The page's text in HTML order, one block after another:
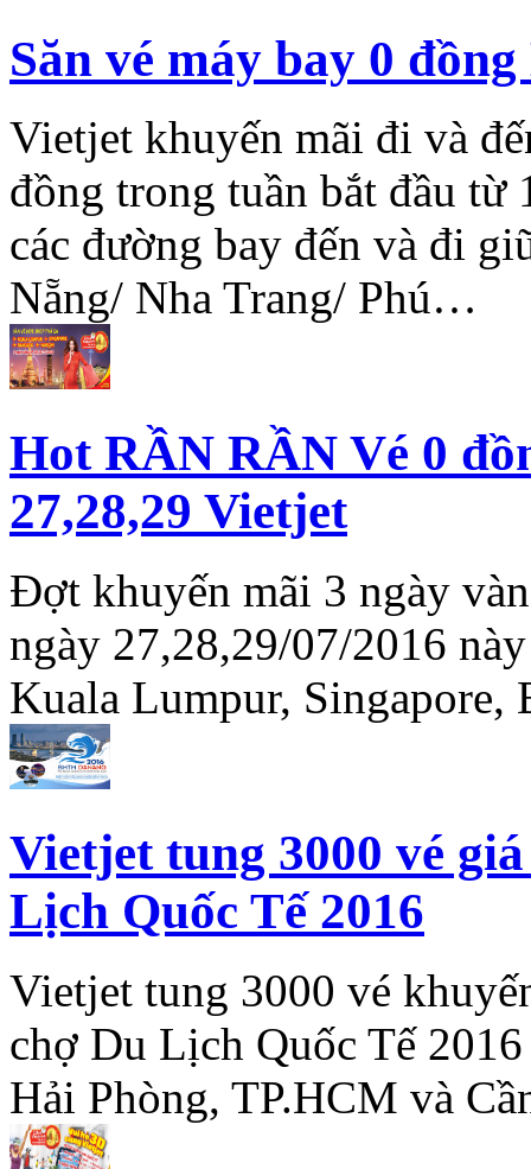
Săn vé máy bay 0
Vietjet khuyến mãi đi và
đồng trong tuần bắt đầu
các đường bay đến và đi
Nẵng/ Nha Trang/ Phú…
Hot RẦN RẦN Vé 0
27,28,29 Vietjet
Đợt khuyến mãi 3 ngày
ngày 27,28,29/07/2016
Kuala Lumpur, Singapore,
Vietjet tung 3000 vé
Lịch Quốc Tế 2016
Vietjet tung 3000 vé
chợ Du Lịch Quốc Tế
Hải Phòng, TP.HCM và